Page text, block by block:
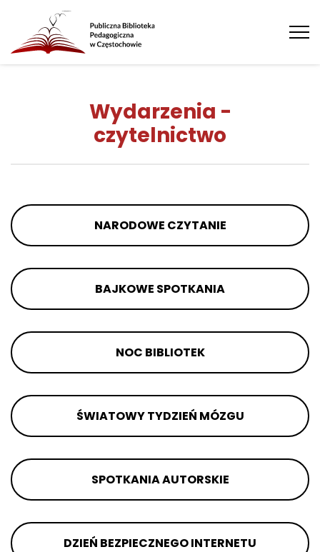
Wydarzenia -
czytelnictwo
NARODOWE CZYTANIE
BAJKOWE SPOTKANIA
NOC BIBLIOTEK
ŚWIATOWY TYDZIEŃ MÓZGU
SPOTKANIA AUTORSKIE
DZIEŃ BEZPIECZNEGO INTERNETU